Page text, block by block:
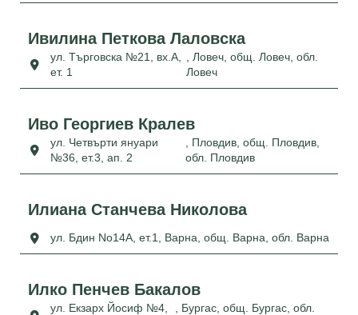
Ивилина Петкова Лаловска
ул. Търговска №21, вх.А,
ет. 1
, Ловеч, общ. Ловеч, обл.
Ловеч
Иво Георгиев Кралев
ул. Четвърти януари
№36, ет.3, ап. 2
, Пловдив, общ. Пловдив,
обл. Пловдив
Илиана Станчева Николова
ул. Бдин No14А, ет.1 , Варна, общ. Варна, обл. Варна
Илко Пенчев Бакалов
ул. Екзарх Йосиф №4,
, Бургас, общ. Бургас, обл.